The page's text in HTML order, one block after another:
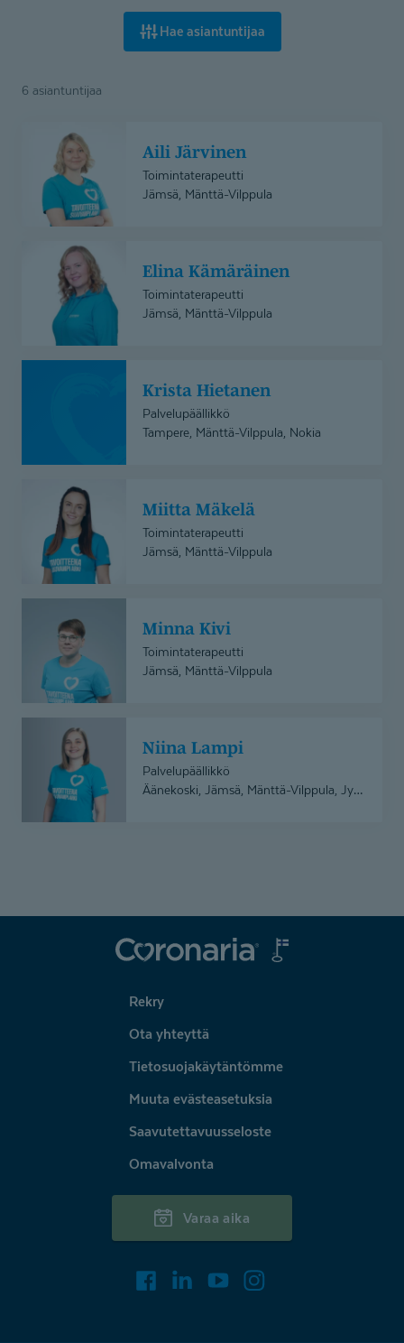
Hae asiantuntijaa
6 asiantuntijaa
Järvinen
Aili Järvinen
Toimintaterapeutti
Jämsä, Mänttä-Vilppula
Kämäräinen
Elina Kämäräinen
Toimintaterapeutti
Jämsä, Mänttä-Vilppula
Krista Hietanen
Palvelupäällikkö
Tampere, Mänttä-Vilppula, Nokia
Mäkelä
Miitta Mäkelä
Toimintaterapeutti
Jämsä, Mänttä-Vilppula
Minna Kivi
Toimintaterapeutti
Jämsä, Mänttä-Vilppula
Niina Lampi
Palvelupäällikkö
Äänekoski, Jämsä, Mänttä-Vilppula, Jyväskylä
Coronaria
Rekry
Ota yhteyttä
Tietosuojakäytäntömme
Muuta evästeasetuksia
Saavutettavuusseloste
Omavalvonta
Varaa aika
FacebookLinkedInYoutube